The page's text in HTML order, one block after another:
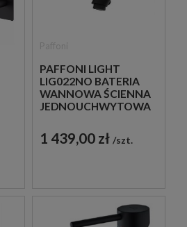
PAFFONI LIGHT
LIG022NO BATERIA
WANNOWA ŚCIENNA
JEDNOUCHWYTOWA
1 439,00 zł szt.